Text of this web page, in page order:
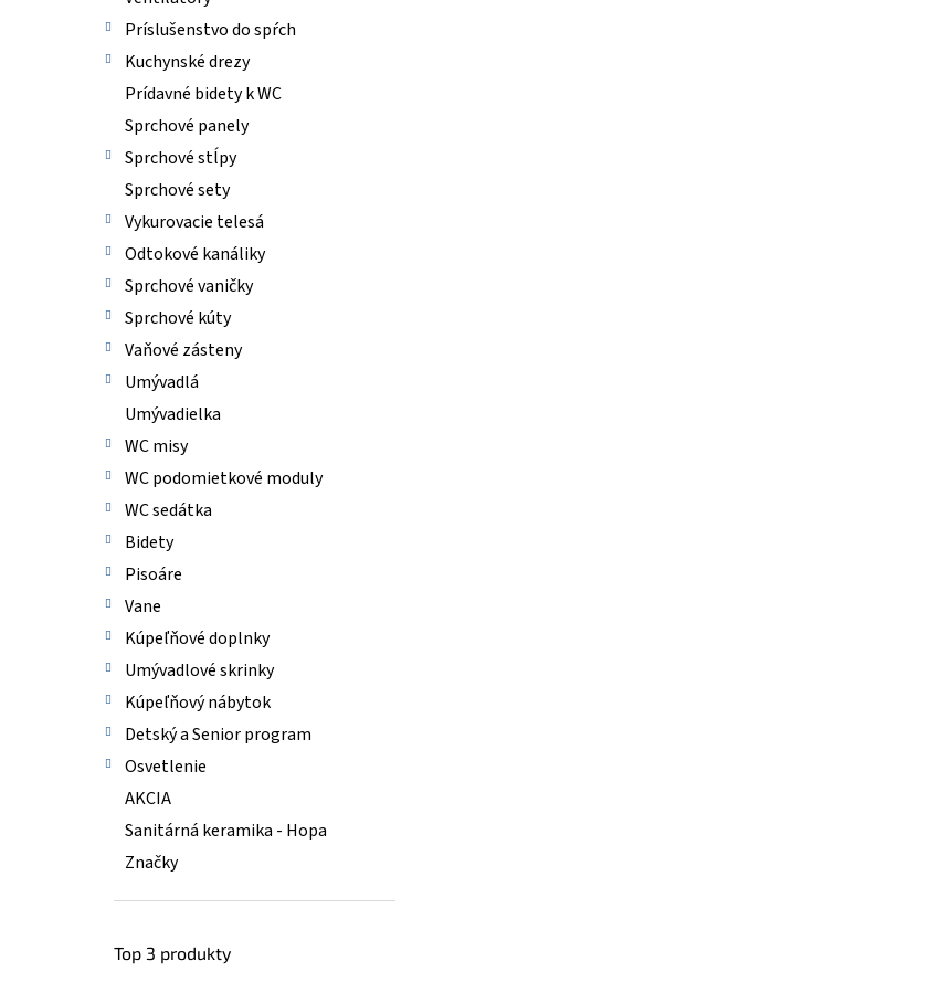
Príslušenstvo do spŕch
Kuchynské drezy
Prídavné bidety k WC
Sprchové panely
Sprchové stĺpy
Sprchové sety
Vykurovacie telesá
Odtokové kanáliky
Sprchové vaničky
Sprchové kúty
Vaňové zásteny
Umývadlá
Umývadielka
WC misy
WC podomietkové moduly
WC sedátka
Bidety
Pisoáre
Vane
Kúpeľňové doplnky
Umývadlové skrinky
Kúpeľňový nábytok
Detský a Senior program
Osvetlenie
AKCIA
Sanitárná keramika - Hopa
Značky
Top 3 produkty